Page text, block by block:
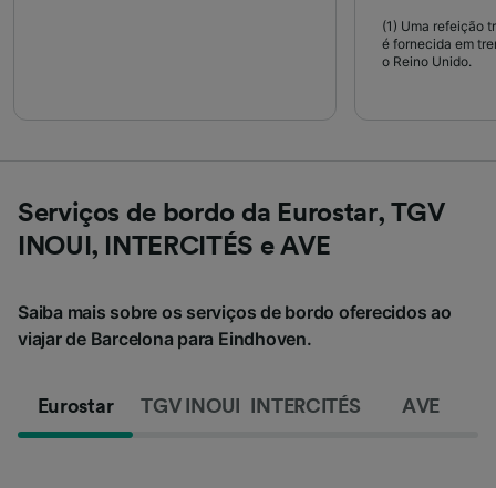
(1) Uma refeição
é fornecida em
o Reino Unido.
Serviços de bordo da Eurostar, TGV
INOUI, INTERCITÉS e AVE
Saiba mais sobre os serviços de bordo oferecidos ao
viajar de Barcelona para Eindhoven.
Eurostar TGV INOUI INTERCITÉS AVE